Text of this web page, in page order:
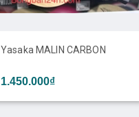
Yasaka MALIN CARBON
1.450.000₫